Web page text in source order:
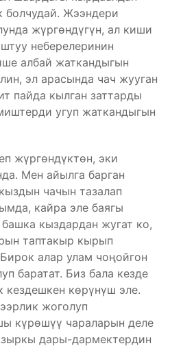
болчудай. Жээндери
жүргөндүгүн, ал киши
неберелеринин
албай жаткандыгын
эл арасында чач жууган
пайда кылган заттарды
угуп жаткандыгын
жүргөндүктөн, эки
Мен айылга барган
чачын тазалап
кайра эле баягы
кыздардан жугат ко,
таптакыр кырып
алар улам чоңойгон
баратат. Биз бала кезде
кездешкен көрүнүш эле.
жоголуп
күрөшүү чараларын деле
дары-дармектердин